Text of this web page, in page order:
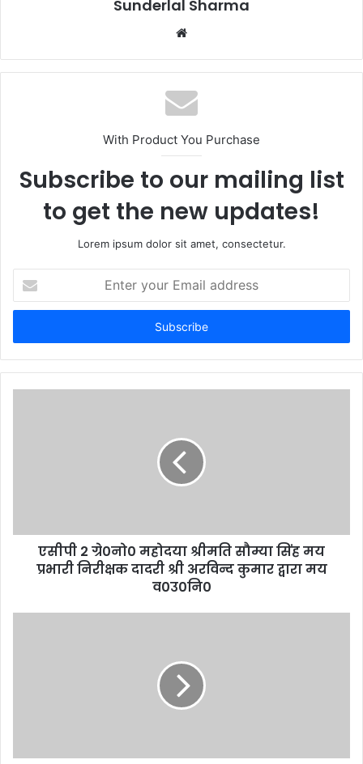
Sunderlal Sharma
Website
With Product You Purchase
Subscribe to our mailing list
to get the new updates!
Lorem ipsum dolor sit amet, consectetur.
your
Email
एसीपी 2 ग्रे0नो0 महोदया श्रीमति सौम्या सिंह मय
प्रभारी निरीक्षक दादरी श्री अरविन्द कुमार द्वारा मय
व0उ0नि0